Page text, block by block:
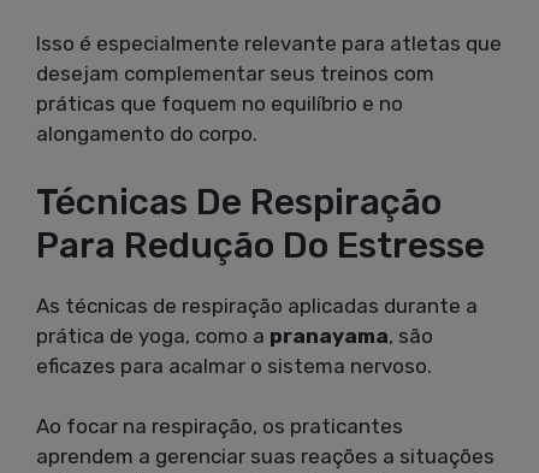
Isso é especialmente relevante para atletas que
desejam complementar seus treinos com
práticas que foquem no equilíbrio e no
alongamento do corpo.
Técnicas De Respiração
Para Redução Do Estresse
As técnicas de respiração aplicadas durante a
prática de yoga, como a pranayama, são
eficazes para acalmar o sistema nervoso.
Ao focar na respiração, os praticantes
aprendem a gerenciar suas reações a situações